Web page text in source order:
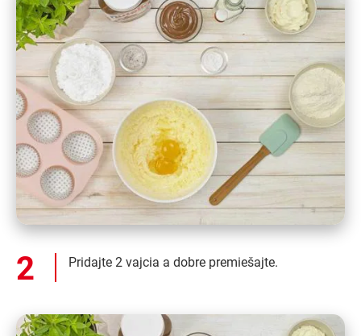
Pridajte 2 vajcia a dobre premiešajte.